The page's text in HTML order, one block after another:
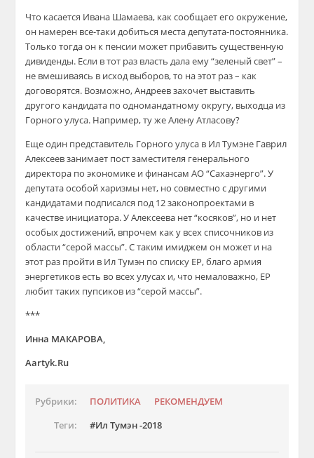
Что касается Ивана Шамаева, как сообщает его окружение,
он намерен все-таки добиться места депутата-постоянника.
Только тогда он к пенсии может прибавить существенную
дивиденды. Если в тот раз власть дала ему “зеленый свет” –
не вмешиваясь в исход выборов, то на этот раз – как
договорятся. Возможно, Андреев захочет выставить
другого кандидата по одномандатному округу, выходца из
Горного улуса. Например, ту же Алену Атласову?
Еще один представитель Горного улуса в Ил Тумэне Гаврил
Алексеев занимает пост заместителя генерального
директора по экономике и финансам АО “Сахаэнерго”. У
депутата особой харизмы нет, но совместно с другими
кандидатами подписался под 12 законопроектами в
качестве инициатора. У Алексеева нет “косяков”, но и нет
особых достижений, впрочем как у всех списочников из
области “серой массы”. С таким имиджем он может и на
этот раз пройти в Ил Тумэн по списку ЕР, благо армия
энергетиков есть во всех улусах и, что немаловажно, ЕР
любит таких пупсиков из “серой массы”.
***
Инна МАКАРОВА,
Aartyk.Ru
Рубрики: ПОЛИТИКА
РЕКОМЕНДУЕМ
Теги:
Ил Тумэн -2018